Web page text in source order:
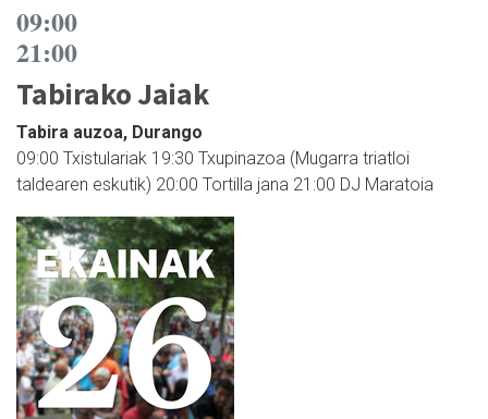
09:00
21:00
Tabirako Jaiak
Tabira auzoa, Durango
09:00 Txistulariak 19:30 Txupinazoa (Mugarra triatloi
taldearen eskutik) 20:00 Tortilla jana 21:00 DJ Maratoia